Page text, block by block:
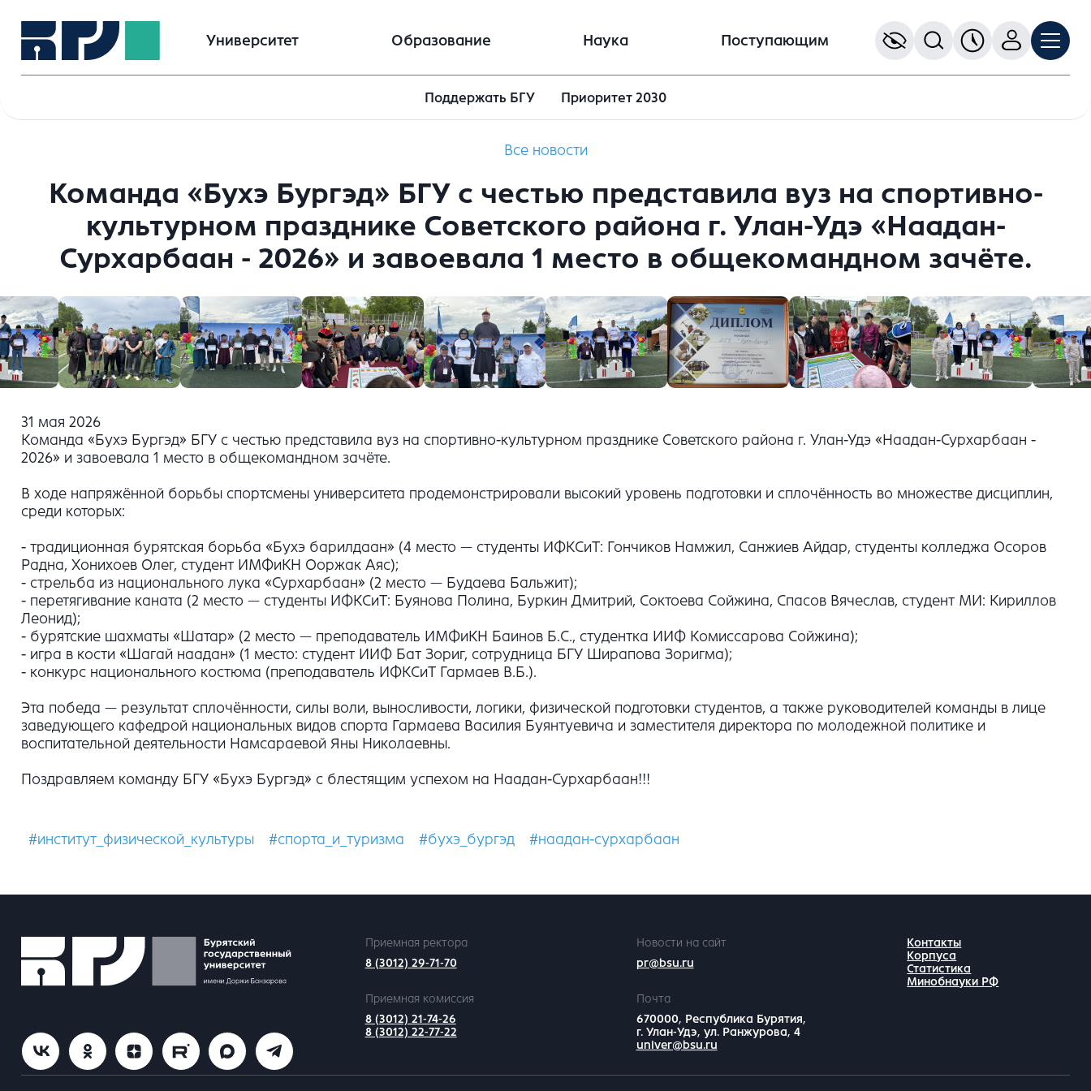
Университет Образование Наука Поступающим
Поддержать БГУ Приоритет 2030
Все новости
Команда «Бухэ Бургэд» БГУ с честью представила вуз на спортивно-
культурном празднике Советского района г. Улан-Удэ «Наадан-
Сурхарбаан - 2026» и завоевала 1 место в общекомандном зачёте.
31 мая 2026
Команда «Бухэ Бургэд» БГУ с честью представила вуз на спортивно-культурном празднике Советского района г. Улан-Удэ «Наадан-Сурхарбаан -
2026» и завоевала 1 место в общекомандном зачёте.
В ходе напряжённой борьбы спортсмены университета продемонстрировали высокий уровень подготовки и сплочённость во множестве дисциплин,
среди которых:
- традиционная бурятская борьба «Бухэ барилдаан» (4 место — студенты ИФКСиТ: Гончиков Намжил, Санжиев Айдар, студенты колледжа Осоров
Радна, Хонихоев Олег, студент ИМФиКН Ооржак Аяс);
- стрельба из национального лука «Сурхарбаан» (2 место — Будаева Бальжит);
- перетягивание каната (2 место — студенты ИФКСиТ: Буянова Полина, Буркин Дмитрий, Соктоева Сойжина, Спасов Вячеслав, студент МИ: Кириллов
Леонид);
- бурятские шахматы «Шатар» (2 место — преподаватель ИМФиКН Баинов Б.С., студентка ИИФ Комиссарова Сойжина);
- игра в кости «Шагай наадан» (1 место: студент ИИФ Бат Зориг, сотрудница БГУ Ширапова Зоригма);
- конкурс национального костюма (преподаватель ИФКСиТ Гармаев В.Б.).
Эта победа — результат сплочённости, силы воли, выносливости, логики, физической подготовки студентов, а также руководителей команды в лице
заведующего кафедрой национальных видов спорта Гармаева Василия Буянтуевича и заместителя директора по молодежной политике и
воспитательной деятельности Намсараевой Яны Николаевны.
Поздравляем команду БГУ «Бухэ Бургэд» с блестящим успехом на Наадан-Сурхарбаан!!!
#институт_физической_культуры #спорта_и_туризма #бухэ_бургэд #наадан-сурхарбаан
Приемная ректора
8 (3012) 29-71-70
Новости на сайт
pr@bsu.ru
Приемная комиссия
8 (3012) 21-74-26
8 (3012) 22-77-22
Почта
670000, Республика Бурятия,
г. Улан-Удэ, ул. Ранжурова, 4
univer@bsu.ru
Контакты
Корпуса
Статистика
Минобнауки РФ